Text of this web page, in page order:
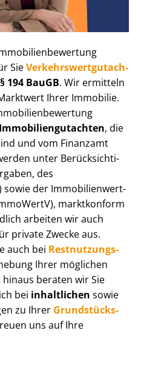
SieVer­kehrs­wert­gut­ach­
§ 194 BauGB. Wir ermitteln
Ihrer Immobilie.
, die
und vom Finanzamt
unter Be­rück­sich­ti­
des
sowie der Im­mo­bi­li­en­wert­
marktkonform
arbeiten wir auch
private Zwecke aus.
auch bei Rest­nut­zungs­
Ihrer möglichen
beraten wir Sie
bei inhaltlichen sowie
zu Ihrer Grund­stücks­
uns auf Ihre